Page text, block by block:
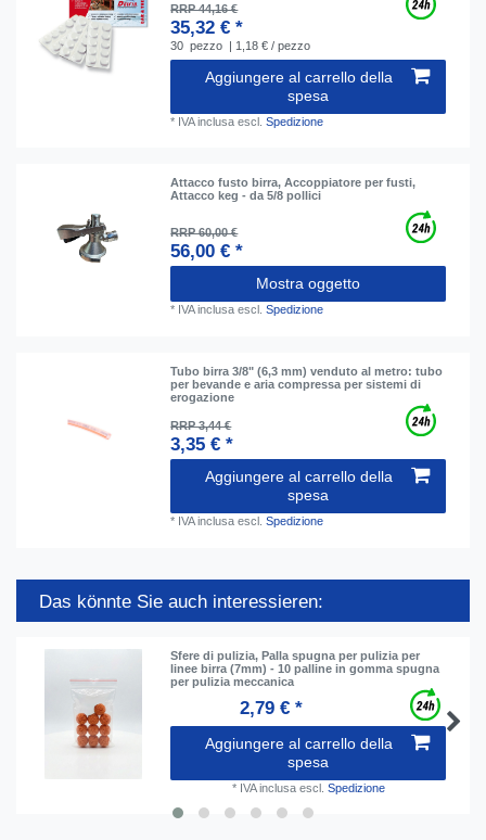
RRP 44,16 €
35,32 € *
30 pezzo | 1,18 € / pezzo
Aggiungere al carrello della
spesa
* IVA inclusa escl.Spedizione
Attacco fusto birra, Accoppiatore per fusti,
Attacco keg - da 5/8 pollici
RRP 60,00 €
56,00 € *
Mostra oggetto
* IVA inclusa escl.Spedizione
Tubo birra 3/8" (6,3 mm) venduto al metro: tubo
per bevande e aria compressa per sistemi di
erogazione
RRP 3,44 €
3,35 € *
Aggiungere al carrello della
spesa
* IVA inclusa escl.Spedizione
Das könnte Sie auch interessieren:
Sfere di pulizia, Palla spugna per pulizia per
linee birra (7mm) - 10 palline in gomma spugna
per pulizia meccanica
2,79 € *
Aggiungere al carrello della
spesa
* IVA inclusaescl. Spedizione